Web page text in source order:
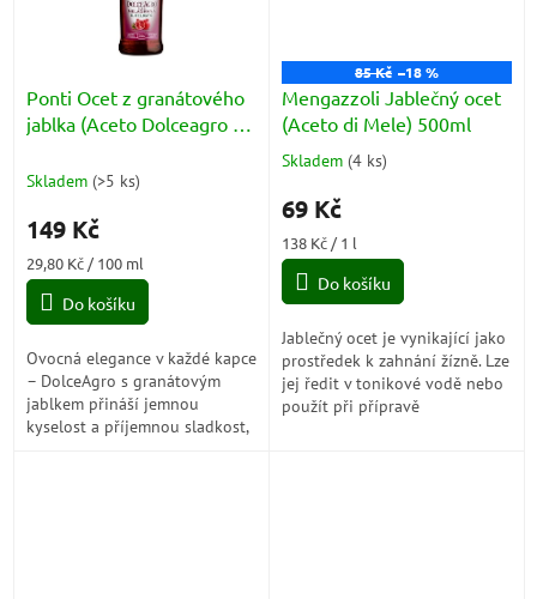
Ponti Ocet z granátového
jablka (Aceto Dolceagro di
Skladem (>5 ks)
149 Kč
Měrná
cena:
29,80 Kč / 100 ml
Do košíku
Ovocná elegance v každé kapce
– DolceAgro s granátovým
jablkem přináší jemnou
kyselost a příjemnou sladkost,
85 Kč –18 %
Mengazzoli Jablečný ocet
(Aceto di Mele) 500ml
Průměrné
produktu
5,0
5
Skladem (4 ks)
69 Kč
Měrná
cena:
138 Kč / 1 l
Do košíku
Jablečný ocet je vynikající jako
prostředek k zahnání žízně. Lze
jej ředit v tonikové vodě nebo
použít při přípravě